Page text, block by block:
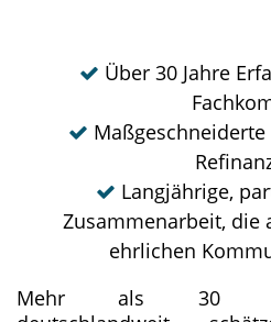
Über 30 Jahre
Langjährige,
Zusammenarbeit, die
ehrlichen
Mehr als 30